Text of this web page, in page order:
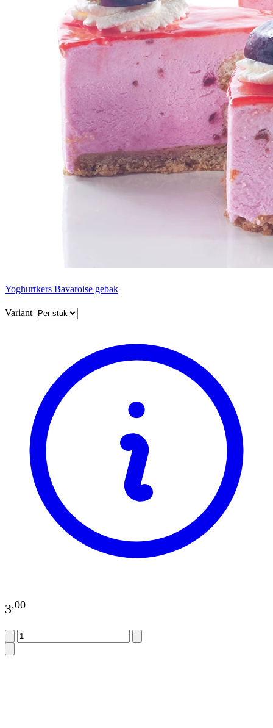
Yoghurtkers Bavaroise gebak
Variant
3,00